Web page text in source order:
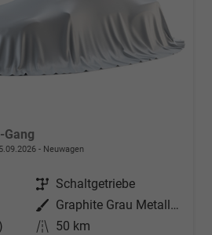
Gang
Neuwagen
Getriebe Schaltgetriebe
Außenfarbe
Graphite Grau Metallic
Kilometerstand 50 km